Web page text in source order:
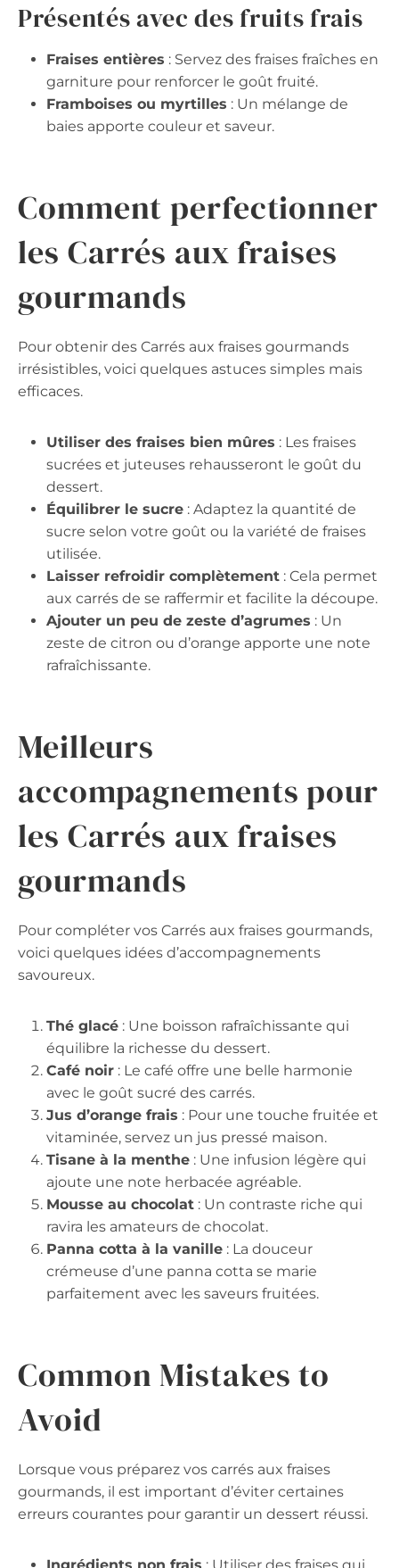
Présentés avec des fruits frais
Fraises entières : Servez des fraises fraîches en
garniture pour renforcer le goût fruité.
Framboises ou myrtilles : Un mélange de
baies apporte couleur et saveur.
Comment perfectionner
les Carrés aux fraises
gourmands
Pour obtenir des Carrés aux fraises gourmands
irrésistibles, voici quelques astuces simples mais
efficaces.
Utiliser des fraises bien mûres : Les fraises
sucrées et juteuses rehausseront le goût du
dessert.
Équilibrer le sucre : Adaptez la quantité de
sucre selon votre goût ou la variété de fraises
utilisée.
Laisser refroidir complètement : Cela permet
aux carrés de se raffermir et facilite la découpe.
Ajouter un peu de zeste d’agrumes : Un
zeste de citron ou d’orange apporte une note
rafraîchissante.
Meilleurs
accompagnements pour
les Carrés aux fraises
gourmands
Pour compléter vos Carrés aux fraises gourmands,
voici quelques idées d’accompagnements
savoureux.
Thé glacé : Une boisson rafraîchissante qui
équilibre la richesse du dessert.
Café noir : Le café offre une belle harmonie
avec le goût sucré des carrés.
Jus d’orange frais : Pour une touche fruitée et
vitaminée, servez un jus pressé maison.
Tisane à la menthe : Une infusion légère qui
ajoute une note herbacée agréable.
Mousse au chocolat : Un contraste riche qui
ravira les amateurs de chocolat.
Panna cotta à la vanille : La douceur
crémeuse d’une panna cotta se marie
parfaitement avec les saveurs fruitées.
Common Mistakes to
Avoid
Lorsque vous préparez vos carrés aux fraises
gourmands, il est important d’éviter certaines
erreurs courantes pour garantir un dessert réussi.